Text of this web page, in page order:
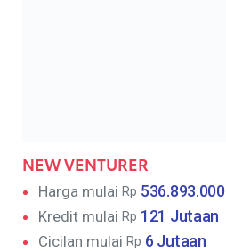
NEW VENTURER
Harga mulai Rp 536.893.000
Kredit mulai Rp 121 Jutaan
Cicilan mulai Rp 6 Jutaan